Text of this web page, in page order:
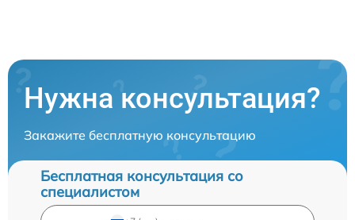
Нужна консультация?
Закажите бесплатную консультацию
Бесплатная консультация со
специалистом